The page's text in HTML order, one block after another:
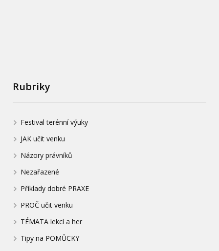
Rubriky
Festival terénní výuky
JAK učit venku
Názory právníků
Nezařazené
Příklady dobré PRAXE
PROČ učit venku
TÉMATA lekcí a her
Tipy na POMŮCKY